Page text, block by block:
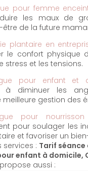
pour femme
les maux de
être de la future
plantaire en
le confort physique
stress et les tensions.
pour enfant et
à diminuer les
gestion des
pour
pour soulager les
et favoriser un
services : Tarif séance
enfant à domicile,
aussi :